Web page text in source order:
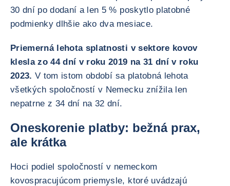
30 dní po dodaní a len 5 % poskytlo platobné
podmienky dlhšie ako dva mesiace.
Priemerná lehota splatnosti v sektore kovov
klesla zo 44 dní v roku 2019 na 31 dní v roku
2023. V tom istom období sa platobná lehota
všetkých spoločností v Nemecku znížila len
nepatrne z 34 dní na 32 dní.
Oneskorenie platby: bežná prax,
ale krátka
Hoci podiel spoločností v nemeckom
kovospracujúcom priemysle, ktoré uvádzajú